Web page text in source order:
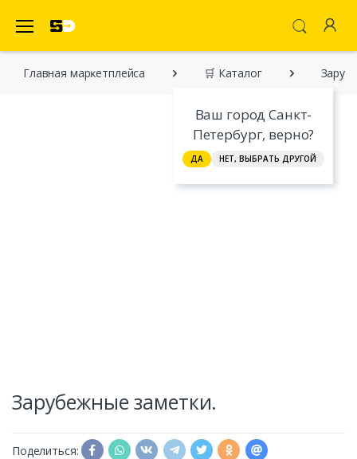
Ваш город Санкт-
Петербург, верно?
ДА НЕТ, ВЫБРАТЬ ДРУГОЙ
Главная марĸетплейса 🛒 Каталог
Зарубежные заметки.
Поделиться: